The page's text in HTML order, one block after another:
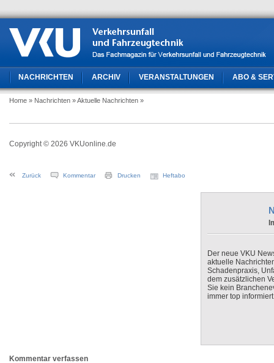
NACHRICHTEN ARCHIV VERANSTALTUNGEN ABO &
Home » Nachrichten » Aktuelle Nachrichten »
Copyright © 2026 VKUonline.de
Zurück Kommentar Drucken Heftabo
Der neue VKU
aktuelle
Schadenpraxis,
dem zusätzlichen
Sie kein
immer top
Kommentar verfassen